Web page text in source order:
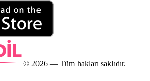
© 2026 — Tüm hakları saklıdır.